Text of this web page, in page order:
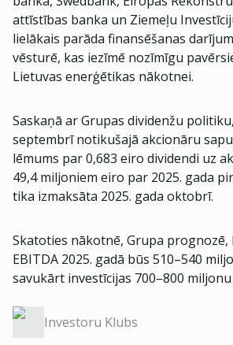
attīstības banka un Ziemeļu
lielākais parāda finansēšanas
vēsturē, kas iezīmē nozīmīgu
Lietuvas enerģētikas nākotnei.
Saskaņā ar Grupas dividenžu
septembrī notikušajā akcionāru
lēmums par 0,683 eiro dividendi uz
49,4 miljoniem eiro par 2025. gada
tika izmaksāta 2025. gada oktobrī.
Skatoties nākotnē, Grupa prognozē,
EBITDA 2025. gadā būs 510–540
savukārt investīcijas 700–800
Investoru Klubs